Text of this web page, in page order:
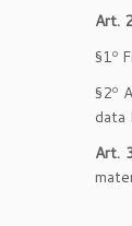
Art.
§1º
§2º
data
Art.